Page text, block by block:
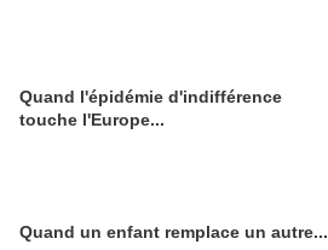
Quand l'épidémie d'indifférence
touche l'Europe...
Quand un enfant remplace un autre...